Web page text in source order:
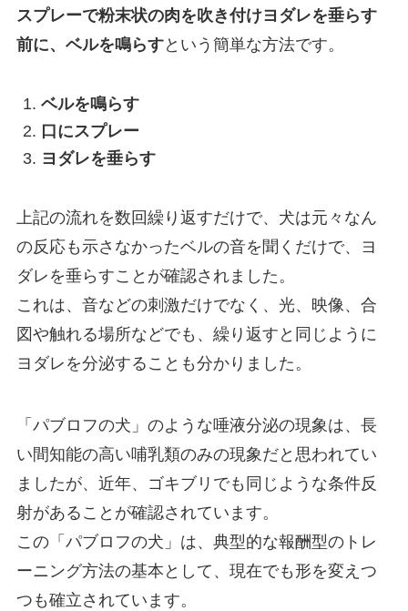
スプレーで粉末状の肉を吹き付けヨダレを垂らす
前に、ベルを鳴らすという簡単な方法です。
ベルを鳴らす
口にスプレー
ヨダレを垂らす
上記の流れを数回繰り返すだけで、犬は元々なん
の反応も示さなかったベルの音を聞くだけで、ヨ
ダレを垂らすことが確認されました。
これは、音などの刺激だけでなく、光、映像、合
図や触れる場所などでも、繰り返すと同じように
ヨダレを分泌することも分かりました。
「パブロフの犬」のような唾液分泌の現象は、長
い間知能の高い哺乳類のみの現象だと思われてい
ましたが、近年、ゴキブリでも同じような条件反
射があることが確認されています。
この「パブロフの犬」は、典型的な報酬型のトレ
ーニング方法の基本として、現在でも形を変えつ
つも確立されています。